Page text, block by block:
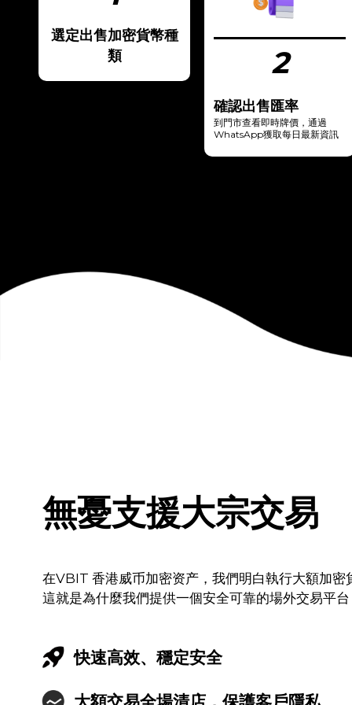
選定出售加密貨幣種
類
2
確認出售匯率
到門市查看即時牌價，通過
WhatsApp獲取每日最新資訊
無憂支援大宗交易
在VBIT 香港威币加密资产，我們明白執行大額加密
這就是為什麼我們提供一個安全可靠的場外交易平
快速高效、穩定安全